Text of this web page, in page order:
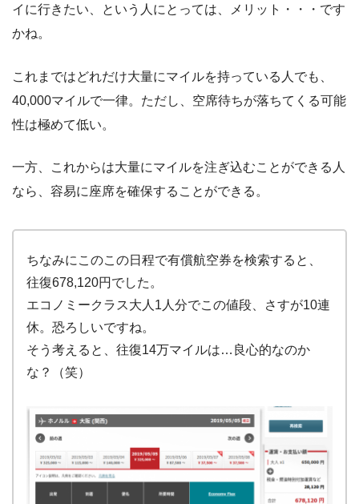
イに行きたい、という人にとっては、メリット・・・です
かね。
これまではどれだけ大量にマイルを持っている人でも、
40,000マイルで一律。ただし、空席待ちが落ちてくる可能
性は極めて低い。
一方、これからは大量にマイルを注ぎ込むことができる人
なら、容易に座席を確保することができる。
ちなみにこのこの日程で有償航空券を検索すると、
往復678,120円でした。
エコノミークラス大人1人分でこの値段、さすが10連
休。恐ろしいですね。
そう考えると、往復14万マイルは…良心的なのか
な？（笑）